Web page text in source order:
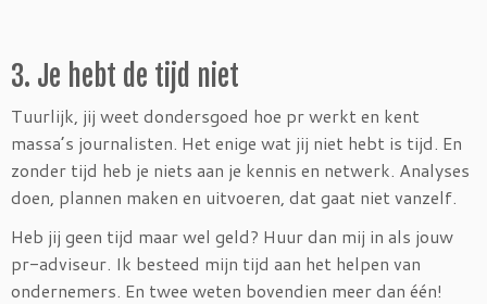
3. Je hebt de tijd niet
Tuurlijk, jij weet dondersgoed hoe pr werkt en kent
massa’s journalisten. Het enige wat jij niet hebt is tijd. En
zonder tijd heb je niets aan je kennis en netwerk. Analyses
doen, plannen maken en uitvoeren, dat gaat niet vanzelf.
Heb jij geen tijd maar wel geld? Huur dan mij in als jouw
pr-adviseur. Ik besteed mijn tijd aan het helpen van
ondernemers. En twee weten bovendien meer dan één!